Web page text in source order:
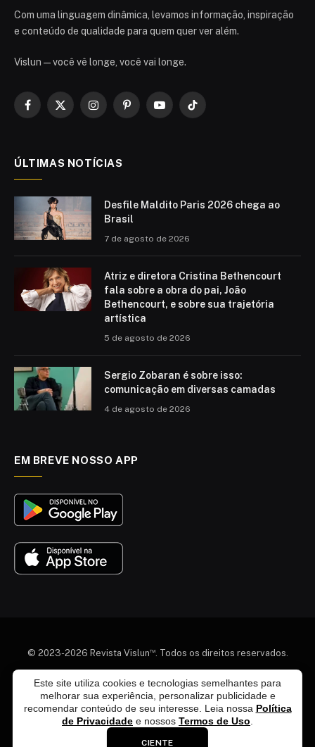
Este site utiliza cookies e tecnologias semelhantes para
melhorar sua experiência, personalizar publicidade e
recomendar conteúdo de seu interesse. Leia nossa Política
de Privacidade e nossos Termos de Uso
CIENTE
Com uma linguagem dinâmica, levamos informação, inspiração
e conteúdo de qualidade para quem quer ver além.
Vislun — você vê longe, você vai longe.
Facebook
X
InstagramPinterestYouTubeTikTok
ÚLTIMAS NOTÍCIAS
Desfile Maldito Paris 2026 chega ao
Brasil
7 de agosto de 2026
Atriz e diretora Cristina Bethencourt
fala sobre a obra do pai, João
Bethencourt, e sobre sua trajetória
artística
5 de agosto de 2026
Sergio Zobaran é sobre isso:
comunicação em diversas camadas
4 de agosto de 2026
EM BREVE NOSSO APP
© 2023-2026 Revista Vislun™. Todos os direitos reservados.
Quem somos Colaboradores
Agenda Cultural
Termos e Condições
Política de Privacidade
Política de Exclusão de Dados
Política Editorial